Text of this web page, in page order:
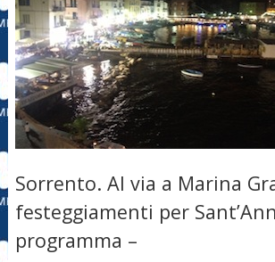
Sorrento. Al via a Marina
festeggiamenti per
programma –